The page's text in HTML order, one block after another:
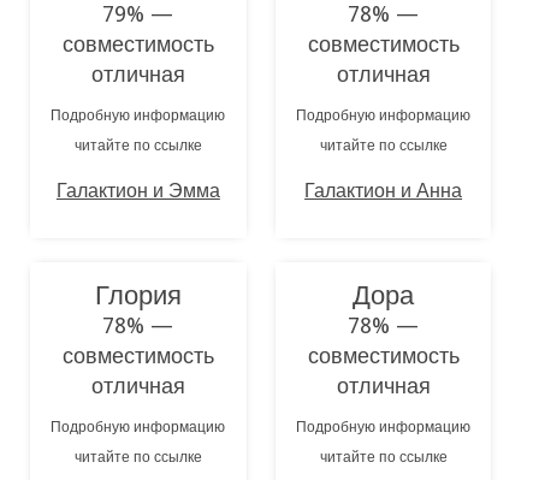
79% —
совместимость
отличная
Подробную информацию
читайте по ссылке
Галактион и Эмма
78% —
совместимость
отличная
Подробную информацию
читайте по ссылке
Галактион и Анна
Глория
78% —
совместимость
отличная
Подробную информацию
читайте по ссылке
Дора
78% —
совместимость
отличная
Подробную информацию
читайте по ссылке